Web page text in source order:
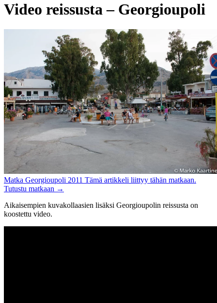
Video reissusta – Georgioupoli
Matka Georgioupoli 2011 Tämä artikkeli liittyy tähän matkaan.
Tutustu matkaan →
Aikaisempien kuvakollaasien lisäksi Georgioupolin reissusta on
koostettu video.